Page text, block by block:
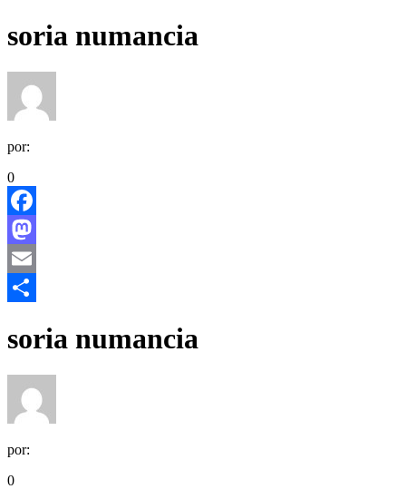
soria numancia
por:
0
Facebook
Mastodon
Email
soria numancia
por:
0